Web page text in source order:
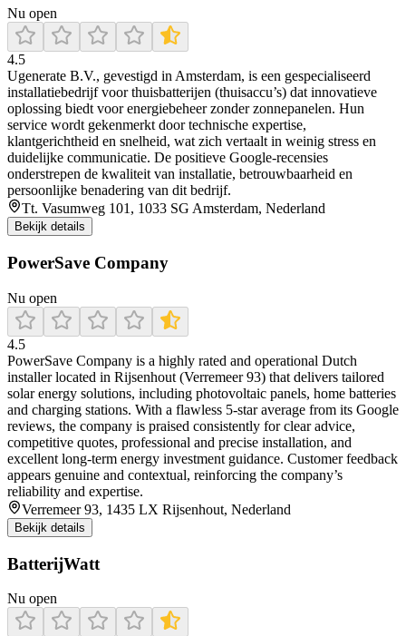
Nu open
4.5
Ugenerate B.V., gevestigd in Amsterdam, is een gespecialiseerd
installatiebedrijf voor thuisbatterijen (thuisaccu’s) dat innovatieve
oplossing biedt voor energiebeheer zonder zonnepanelen. Hun
service wordt gekenmerkt door technische expertise,
klantgerichtheid en snelheid, wat zich vertaalt in weinig stress en
duidelijke communicatie. De positieve Google-recensies
onderstrepen de kwaliteit van installatie, betrouwbaarheid en
persoonlijke benadering van dit bedrijf.
Tt. Vasumweg 101, 1033 SG Amsterdam, Nederland
Bekijk details
PowerSave Company
Nu open
4.5
PowerSave Company is a highly rated and operational Dutch
installer located in Rijsenhout (Verremeer 93) that delivers tailored
solar energy solutions, including photovoltaic panels, home batteries
and charging stations. With a flawless 5‑star average from its Google
reviews, the company is praised consistently for clear advice,
competitive quotes, professional and precise installation, and
excellent long‑term energy investment guidance. Customer feedback
appears genuine and contextual, reinforcing the company’s
reliability and expertise.
Verremeer 93, 1435 LX Rijsenhout, Nederland
Bekijk details
BatterijWatt
Nu open